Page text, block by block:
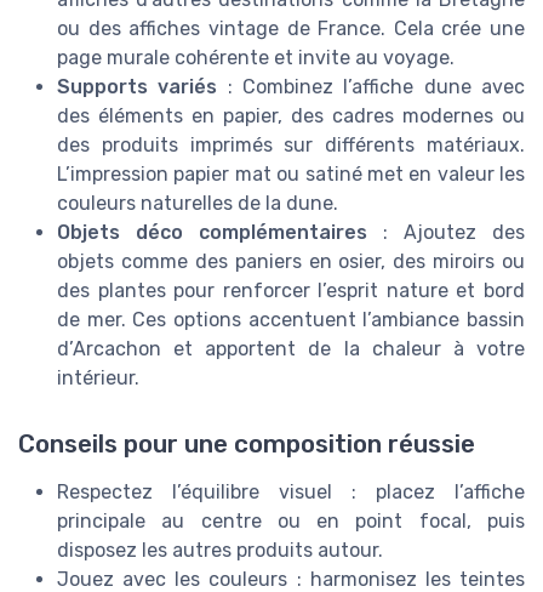
ou des affiches vintage de France. Cela crée une
page murale cohérente et invite au voyage.
Supports variés : Combinez l’affiche dune avec
des éléments en papier, des cadres modernes ou
des produits imprimés sur différents matériaux.
L’impression papier mat ou satiné met en valeur les
couleurs naturelles de la dune.
Objets déco complémentaires : Ajoutez des
objets comme des paniers en osier, des miroirs ou
des plantes pour renforcer l’esprit nature et bord
de mer. Ces options accentuent l’ambiance bassin
d’Arcachon et apportent de la chaleur à votre
intérieur.
Conseils pour une composition réussie
Respectez l’équilibre visuel : placez l’affiche
principale au centre ou en point focal, puis
disposez les autres produits autour.
Jouez avec les couleurs : harmonisez les teintes